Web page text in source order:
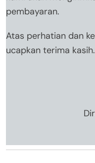
pembayaran.
Atas perhatian dan
ucapkan terima kasih.